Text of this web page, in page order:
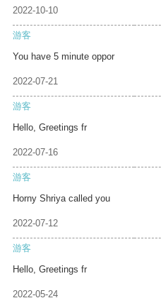
2022-10-10
游客
You have 5 minute oppor
2022-07-21
游客
Hello, Greetings fr
2022-07-16
游客
Horny Shriya called you
2022-07-12
游客
Hello, Greetings fr
2022-05-24